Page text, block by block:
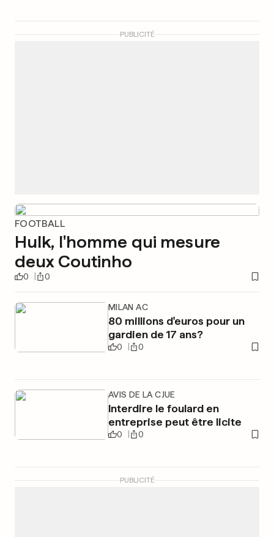
PUBLICITÉ
FOOTBALL
Hulk, l'homme qui mesure
deux Coutinho
0 0
MILAN AC
80 millions d'euros pour un
gardien de 17 ans?
0 0
AVIS DE LA CJUE
Interdire le foulard en
entreprise peut être licite
0 0
PUBLICITÉ